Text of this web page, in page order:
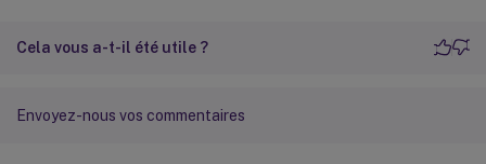
Cela vous a-t-il été utile ?
Envoyez-nous vos commentaires